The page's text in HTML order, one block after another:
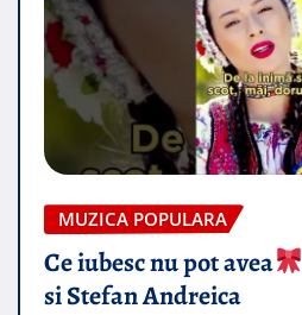
MUZICA POPULARA
Ce iubesc nu pot avea
si Stefan Andreica